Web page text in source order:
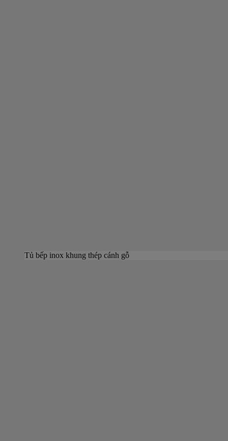
Tủ bếp inox khung thép cánh gỗ